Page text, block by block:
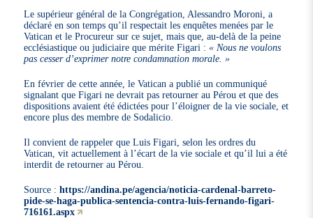
Le supérieur général de la Congrégation, Alessandro Moroni, a
déclaré en son temps qu’il respectait les enquêtes menées par le
Vatican et le Procureur sur ce sujet, mais que, au-delà de la peine
ecclésiastique ou judiciaire que mérite Figari :« Nous ne voulons
pas cesser d’exprimer notre condamnation morale. »
En février de cette année, le Vatican a publié un communiqué
signalant que Figari ne devrait pas retourner au Pérou et que des
dispositions avaient été édictées pour l’éloigner de la vie sociale, et
encore plus des membre de Sodalicio.
Il convient de rappeler que Luis Figari, selon les ordres du
Vatican, vit actuellement à l’écart de la vie sociale et qu’il lui a été
interdit de retourner au Pérou.
Source :https://andina.pe/agencia/noticia-cardenal-barreto-
pide-se-haga-publica-sentencia-contra-luis-fernando-figari-
716161.aspx